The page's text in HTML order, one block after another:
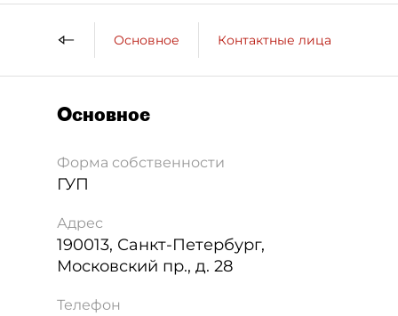
Основное Контактные лица
Основное
Форма собственности
ГУП
Адрес
190013, Санкт-Петербург,
Московский пр., д. 28
Телефон